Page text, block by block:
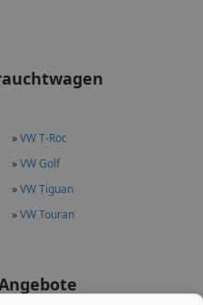
»VW T-Roc
»VW Golf
»VW Tiguan
»VW Touran